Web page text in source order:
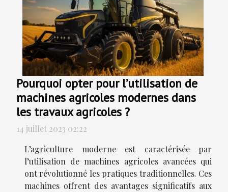
Pourquoi opter pour l’utilisation de
machines agricoles modernes dans
les travaux agricoles ?
14 juillet 2023 02:22
L’agriculture moderne est caractérisée par
l’utilisation de machines agricoles avancées qui
ont révolutionné les pratiques traditionnelles. Ces
machines offrent des avantages significatifs aux